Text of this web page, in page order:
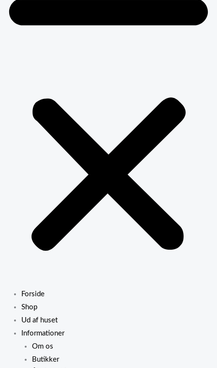
Forside
Shop
Ud af huset
Informationer
Om os
Butikker